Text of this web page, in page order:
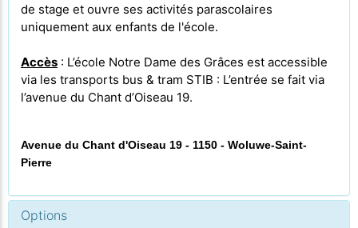
de stage et ouvre ses activités parascolaires
uniquement aux enfants de l'école.
Accès : L’école Notre Dame des Grâces est accessible
via les transports bus & tram STIB : L’entrée se fait via
l’avenue du Chant d’Oiseau 19.
Avenue du Chant d'Oiseau 19 - 1150 - Woluwe-Saint-
Pierre
Options